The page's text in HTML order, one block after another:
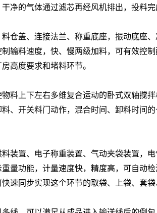
净的气体通过滤芯再经风机排出，投料
仓盖、连接法兰、称重底座，振动底座
输料速度，快、慢两级加料，可有效控
高度要求和堵料环节。
料上下左右多维复合运动的卧式双轴搅
、开关料门动作，混合时间、卸料时间
装置、电子称重装置、气动夹袋装置，
量功能，计量速度快，精度高，可自动
速同步实现这个环节的取袋、上袋、套